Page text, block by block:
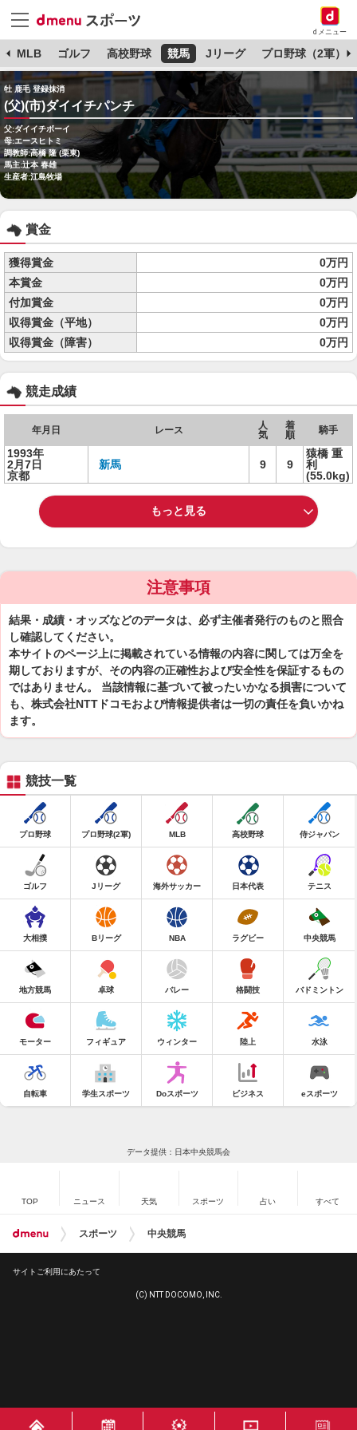
dメニュー
MLB ゴルフ 高校野球 競馬 Jリーグ プロ野球（2軍）
牡 鹿毛 登録抹消
(父)(市)ダイイチパンチ
父:ダイイチボーイ
母:エースヒトミ
調教師:高橋 隆 (栗東)
馬主:辻本 春雄
生産者:江島牧場
賞金
獲得賞金
0万円
本賞金
0万円
付加賞金
0万円
収得賞金（平地）
0万円
収得賞金（障害）
0万円
競走成績
年月日 レース
人
気
着
順
騎手
1993年
2月7日
京都
新馬 9 9
猿橋 重
利
(55.0kg)
もっと見る
注意事項
結果・成績・オッズなどのデータは、必ず主催者発行のものと照合
し確認してください。
本サイトのページ上に掲載されている情報の内容に関しては万全を
期しておりますが、その内容の正確性および安全性を保証するもの
ではありません。 当該情報に基づいて被ったいかなる損害について
も、株式会社NTTドコモおよび情報提供者は一切の責任を負いかね
ます。
競技一覧
プロ野球 プロ野球(2軍) MLB 高校野球 侍ジャパン
ゴルフ Jリーグ 海外サッカー 日本代表 テニス
大相撲 Bリーグ NBA ラグビー 中央競馬
地方競馬 卓球 バレー 格闘技 バドミントン
モーター フィギュア ウィンター 陸上 水泳
自転車 学生スポーツ Doスポーツ ビジネス eスポーツ
データ提供：日本中央競馬会
TOP ニュース 天気 スポーツ 占い すべて
スポーツ 中央競馬
サイトご利用にあたって
(C) NTT DOCOMO, INC.